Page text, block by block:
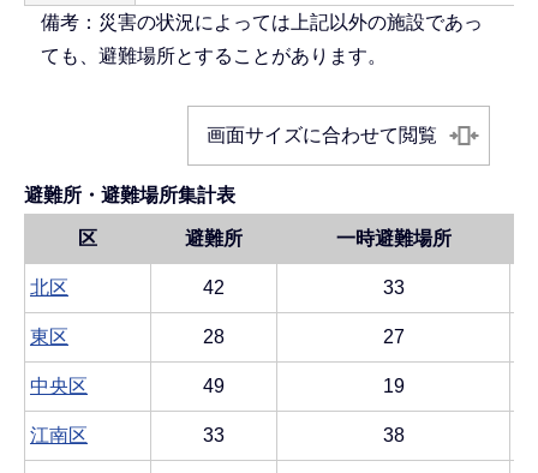
備考：災害の状況によっては上記以外の施設であっ
ても、避難場所とすることがあります。
画面サイズに合わせて閲覧
避難所・避難場所集計表
区 避難所 一時避難場所
北区 42 33
東区 28 27
中央区 49 19
江南区 33 38